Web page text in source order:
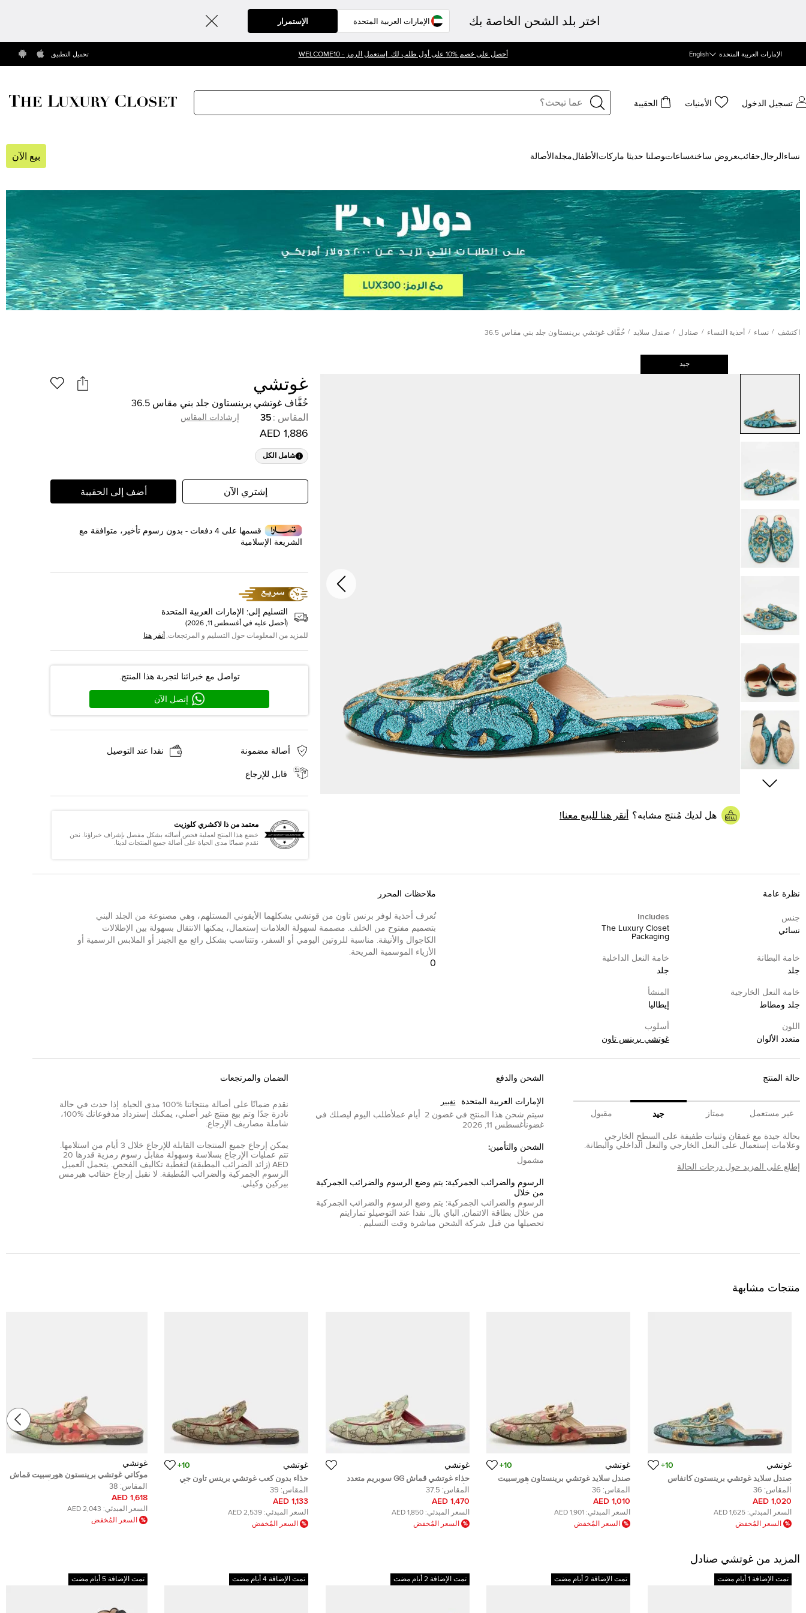
اختر بلد الشحن الخاصة بك الإستمرار
الإمارات العربية المتحدة English أحصل على خصم %10 على أول طلب لك. إستعمل الرمز - WELCOME10 تحميل التطبيق
تسجيل الدخول الأمنيات الحقيبة
نساء الرجالحقائب‍عروض ساخنة‍ساعات‍وصلنا حديثا ‍ ماركات الأطفالمجلة الأصالة بيع الآن
اكتشف / نساء / أحذية النساء / صنادل / صندل سلايد / خُفَّاف غوتشي برينستاون جلد بني مقاس 36.5
جيد
هل لديك مُنتج مشابه؟ أنقر هنا للبيع معنا!
غوتشي
خُفَّاف غوتشي برينستاون جلد بني مقاس 36.5
المقاس :
35 إرشادات المقاس
1,886 AED
شامل الكل
إشتري الآن أضف إلى الحقيبة
قسمها على 4 دفعات - بدون رسوم تأخير، متوافقة مع
الشريعة الإسلامية
التسليم إلى: الإمارات العربية المتحدة
( أحصل عليه في أغسطس 11, 2026
)
للمزيد من المعلومات حول التسليم و المرتجعات, أنقر هنا
تواصل مع خبرائنا لتجربة هذا المنتج.
إتصل الآن
أصالة مضمونة نقدا عند التوصيل
قابل للإرجاع
معتمد من ذا لاكشري كلوزيت
خضع هذا المنتج لعملية فحص أصالته بشكل مفصل بإشراف خبراؤنا. نحن
نقدم ضمانًا مدى الحياة على أصالة جميع المنتجات لدينا.
نظرة عامة
جنس
نسائي
Includes
The Luxury Closet
Packaging
خامة البطانة
جلد
خامة النعل الداخلية
جلد
خامة النعل الخارجية
جلد ومطاط
المنشأ
إيطاليا
اللون
متعدد الألوان
أسلوب
غوتشي برينس تاون
ملاحظات المحرر
تُعرف أحذية لوفر برنس تاون من قوتشي بشكلهما الأيقوني المستلهم، وهي مصنوعة من الجلد البني
بتصميم مفتوح من الخلف. مصممة لسهولة العلامات إستعمال، يمكنها الانتقال بسهولة بين الإطلالات
الكاجوال والأنيقة. مناسبة للروتين اليومي أو السفر، وتتناسب بشكل رائع مع الجينز أو الملابس الرسمية أو
الأزياء الموسمية المريحة.
0
حالة المنتج
غير مستعمل ممتاز جيد مقبول
بحالة جيدة مع غمقان وثنيات طفيفة على السطح الخارجي
وعلامات إستعمال على النعل الخارجي والنعل الداخلي والبطانة.
إطلع على المزيد حول درجات الحالة
الشحن والدفع
الإمارات العربية المتحدة تغيير
سيتم شحن هذا المنتج في غضون 2 أيام عملأطلب اليوم ليصلك في
غضونأغسطس 11, 2026
الشحن والتأمين:
مشمول
الرسوم والضرائب الجمركية: يتم وضع الرسوم والضرائب الجمركية
من خلال
الرسوم والضرائب الجمركية: يتم وضع الرسوم والضرائب الجمركية
من خلال بطاقة الائتمان, الباي بال, نقدا عند التوصيلو تمارا يتم
تحصيلها من قبل شركة الشحن مباشرة وقت التسليم .
الضمان والمرتجعات
نقدم ضمانًا على أصالة منتجاتنا %100 مدى الحياة. إذا حدث في حالة
نادرة جدًا وتم بيع منتج غير أصلي، يمكنك إسترداد مدفوعاتك %100،
شاملة مصاريف الإرجاع.
يمكن إرجاع جميع المنتجات القابلة للإرجاع خلال 3 أيام من استلامها.
تتم عمليات الإرجاع بسلاسة وسهولة مقابل رسوم رمزية قدرها 20
AED (زائد الضرائب المطبقة) لتغطية تكاليف الفحص. يتحمل العميل
الرسوم الجمركية والضرائب المُطبقة. لا نقبل إرجاع حقائب هيرمس
بيركين وكيلي.
منتجات مشابهة
غوتشي 10+
صندل سلايد غوتشي برينستون كانفاس
أحمر/وردي مقاس 37.5
المقاس: 36
1,020 AED
السعر المبدئي: 1,625 AED
السعر المُخفض
غوتشي 10+
صندل سلايد غوتشي برينستاون هورسبيت
كانفاس GG بطبعة زهور متعدد الألوان مقاس
39.5
المقاس: 36
1,010 AED
السعر المبدئي: 1,901 AED
السعر المُخفض
غوتشي
حذاء غوتشي قماش GG سوبريم متعدد
الألوان مع حدوة مقاس 37.5
المقاس: 37.5
1,470 AED
السعر المبدئي: 1,850 AED
السعر المُخفض
غوتشي 10+
حذاء بدون كعب غوتشي برينس تاون جي
جي سوبرم كنفاس طباعة تيان متعدد الألوان
مقاس 39
المقاس: 39
1,133 AED
السعر المبدئي: 2,539 AED
السعر المُخفض
غوتشي
موكاتي غوتشي برينستون هورسبيت قماش
جي جي سوبريم زهري متعدد الألوان مقاس
38
المقاس: 38
1,618 AED
السعر المبدئي: 2,043 AED
السعر المُخفض
المزيد من غوتشي صنادل
تمت الإضافة 1 أيام مضت تمت الإضافة 2 أيام مضت تمت الإضافة 2 أيام مضت تمت الإضافة 4 أيام مضت تمت الإضافة 5 أيام مضت